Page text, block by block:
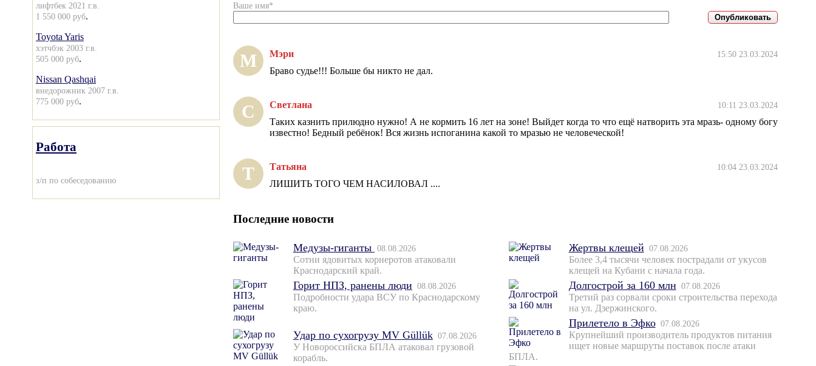
лифтбек 2021 г.в.
1 550 000 руб.
Toyota Yaris
хэтчбэк 2003 г.в.
505 000 руб.
Nissan Qashqai
внедорожник 2007 г.в.
775 000 руб.
Работа
з/п по собеседованию
Ваше имя*
М Мэри 15:50 23.03.2024
Браво судье!!! Больше бы никто не дал.
С Светлана 10:11 23.03.2024
Таких казнить прилюдно нужно! А не кормить 16 лет на зоне! Выйдет когда то что ещё натворить эта мразь- одному богу
известно! Бедный ребёнок! Вся жизнь испоганина какой то мразью не человеческой!
Т Татьяна 10:04 23.03.2024
ЛИШИТЬ ТОГО ЧЕМ НАСИЛОВАЛ ....
Последние новости
Медузы-гиганты 08.08.2026
Сотни ядовитых корнеротов атаковали
Краснодарский край.
Горит НПЗ, ранены люди 08.08.2026
Подробности удара ВСУ по Краснодарскому
краю.
Удар по сухогрузу MV Güllük 07.08.2026
У Новороссийска БПЛА атаковал грузовой
корабль.
Жертвы клещей 07.08.2026
Более 3,4 тысячи человек пострадали от укусов
клещей на Кубани с начала года.
Долгострой за 160 млн 07.08.2026
Третий раз сорвали сроки строительства перехода
на ул. Дзержинского.
Прилетело в Эфко 07.08.2026
Крупнейший производитель продуктов питания
ищет новые маршруты поставок после атаки
БПЛА.